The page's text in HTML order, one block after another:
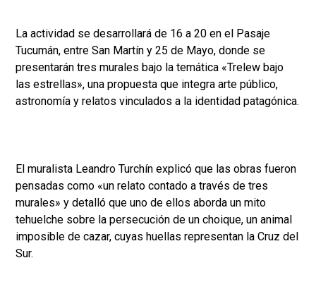
La actividad se desarrollará de 16 a 20 en el Pasaje
Tucumán, entre San Martín y 25 de Mayo, donde se
presentarán tres murales bajo la temática «Trelew bajo
las estrellas», una propuesta que integra arte público,
astronomía y relatos vinculados a la identidad patagónica.
El muralista Leandro Turchín explicó que las obras fueron
pensadas como «un relato contado a través de tres
murales» y detalló que uno de ellos aborda un mito
tehuelche sobre la persecución de un choique, un animal
imposible de cazar, cuyas huellas representan la Cruz del
Sur.